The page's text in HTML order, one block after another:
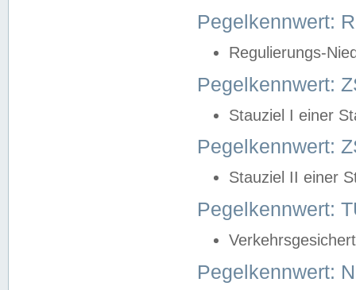
Pegelkennwert:
Regulierungs-
Pegelkennwert:
Stauziel I einer
Pegelkennwert:
Stauziel II einer
Pegelkennwert:
Pegelkennwert: